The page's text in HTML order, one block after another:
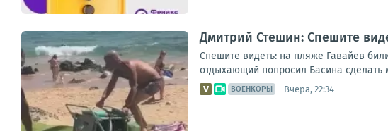
Дмитрий Стешин: Спешите
Спешите видеть: на пляже Гавайев
отдыхающий попросил Басина сделать
ВОЕНКОРЫ Вчера, 22:34